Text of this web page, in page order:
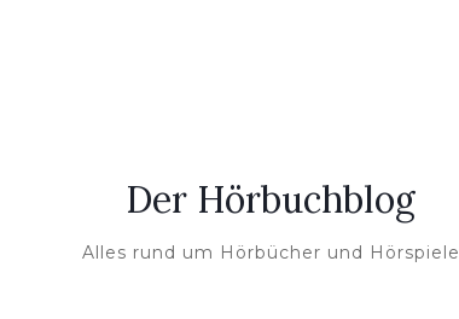
Der Hörbuchblog
Alles rund um Hörbücher und Hörspiele